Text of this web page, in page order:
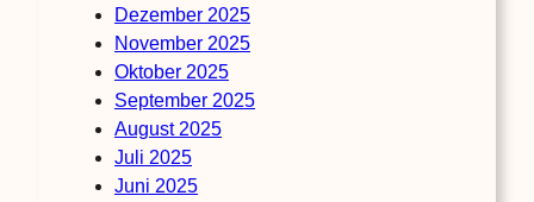
Dezember 2025
November 2025
Oktober 2025
September 2025
August 2025
Juli 2025
Juni 2025